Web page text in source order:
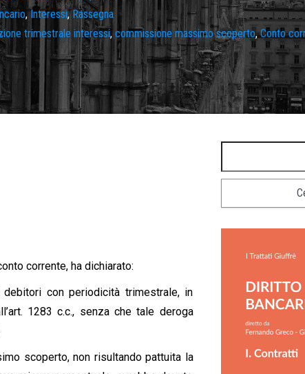
,Interessi,Rassegna
trimestrale interessi, commissione massimo scoperto,Conto
corrente, ha dichiarato:
con periodicità trimestrale, in
1283 c.c., senza che tale deroga
scoperto, non risultando pattuita la